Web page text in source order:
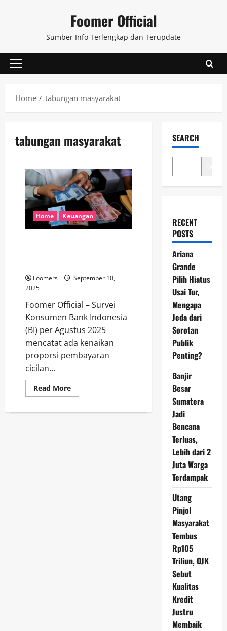
Foomer Official
Sumber Info Terlengkap dan Terupdate
Primary
Home
tabungan masyarakat
tabungan masyarakat
Home Keuangan
Foomers
September 10,
2025
Foomer Official – Survei
Konsumen Bank Indonesia
(BI) per Agustus 2025
mencatat ada kenaikan
proporsi pembayaran
cicilan...
Read MoreRead
more
Masyarakat
SEARCH
RECENT
POSTS
Ariana
Grande
Pilih Hiatus
Usai Tur,
Mengapa
Jeda dari
Sorotan
Publik
Penting?
Banjir
Besar
Sumatera
Jadi
Bencana
Terluas,
Lebih dari 2
Juta Warga
Terdampak
Utang
Pinjol
Masyarakat
Tembus
Rp105
Triliun, OJK
Sebut
Kualitas
Kredit
Justru
Membaik